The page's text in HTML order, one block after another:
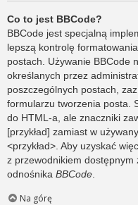
Co to jest BBCode?
BBCode jest specjalną
lepszą kontrolę
postach. Używanie BBCode
określanych przez
poszczególnych postach,
formularzu tworzenia posta.
do HTML-a, ale znaczniki
[przykład] zamiast w
<przykład>. Aby uzyskać
z przewodnikiem
odnośnika BBCode
Na górę